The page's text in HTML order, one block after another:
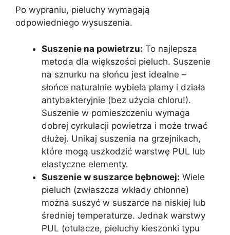
Po wypraniu, pieluchy wymagają
odpowiedniego wysuszenia.
Suszenie na powietrzu: To najlepsza
metoda dla większości pieluch. Suszenie
na sznurku na słońcu jest idealne –
słońce naturalnie wybiela plamy i działa
antybakteryjnie (bez użycia chloru!).
Suszenie w pomieszczeniu wymaga
dobrej cyrkulacji powietrza i może trwać
dłużej. Unikaj suszenia na grzejnikach,
które mogą uszkodzić warstwę PUL lub
elastyczne elementy.
Suszenie w suszarce bębnowej: Wiele
pieluch (zwłaszcza wkłady chłonne)
można suszyć w suszarce na niskiej lub
średniej temperaturze. Jednak warstwy
PUL (otulacze, pieluchy kieszonki typu